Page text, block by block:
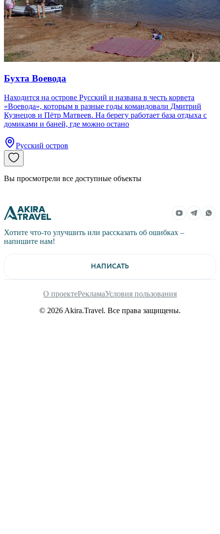
Бухта Воевода
Находится на острове Русский и названа в честь корвета
«Воевода», которым в разные годы командовали Дмитрий
Кузнецов и Пётр Матвеев. На берегу работает база отдыха с
домиками и баней, где можно остано
Русский остров
Вы просмотрели все доступные объекты
Хотите что-то улучшить или рассказать об ошибках –
напишите нам!
НАПИСАТЬ
© 2026 Akira.Travel. Все права защищены.
О проектеРекламаУсловия пользования